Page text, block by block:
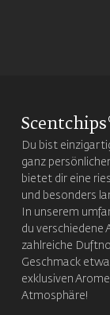
Du bist
ganz
bietet dir eine
und besonders
In unserem
du verschiedene
zahlreiche
Geschmack
exklusiven
Atmosphäre!